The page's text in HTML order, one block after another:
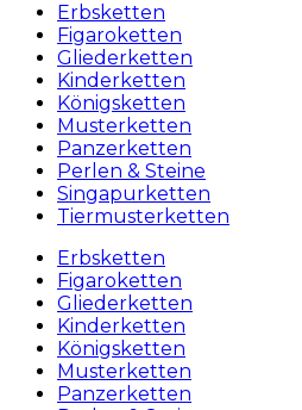
Erbsketten
Figaroketten
Gliederketten
Kinderketten
Königsketten
Musterketten
Panzerketten
Perlen & Steine
Singapurketten
Tiermusterketten
Erbsketten
Figaroketten
Gliederketten
Kinderketten
Königsketten
Musterketten
Panzerketten